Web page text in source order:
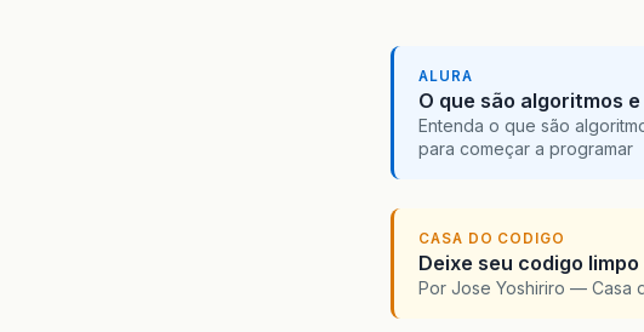
ALURA
O que são algoritmos
Entenda o que são
para começar a programar
CASA DO CODIGO
Deixe seu codigo
Por Jose Yoshiriro — Casa